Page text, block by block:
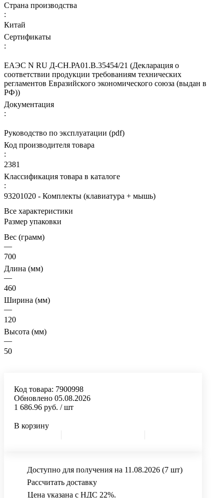
Страна производства
:
Китай
Сертификаты
:
ЕАЭС N RU Д-CH.РА01.В.35454/21 (Декларация о
соответствии продукции требованиям технических
регламентов Евразийского экономического союза (выдан в
РФ))
Документация
:
Руководство по эксплуатации (pdf)
Код производителя товара
:
2381
Классификация товара в каталоге
:
93201020 - Комплекты (клавиатура + мышь)
Все характеристики
Размер упаковки
Вес (грамм)
—
700
Длина (мм)
—
460
Ширина (мм)
—
120
Высота (мм)
—
50
Код товара: 7900998
Обновлено 05.08.2026
1 686.96 руб. / шт
В корзину
Доступно для получения на 11.08.2026 (7 шт)
Рассчитать доставку
Цена указана с НДС 22%.